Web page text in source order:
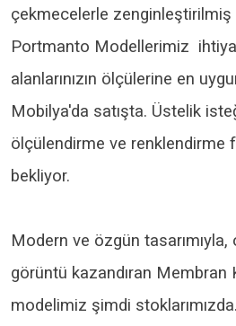
çekmecelerle zenginleştirilmiş
Portmanto Modellerimiz
alanlarınızın ölçülerine en
Mobilya'da satışta. Üstelik
ölçülendirme ve renklendirme
bekliyor.
Modern ve özgün tasarımıyla,
görüntü kazandıran Membran
modelimiz şimdi